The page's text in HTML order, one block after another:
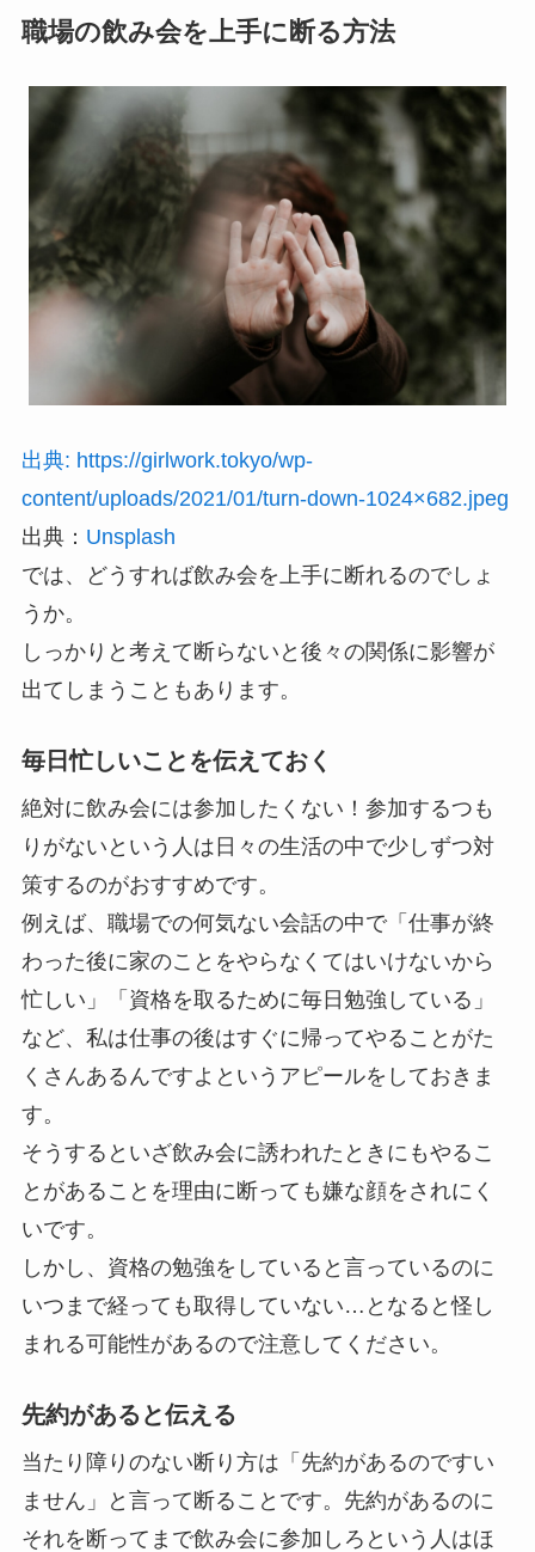
職場の飲み会を上手に断る方法
出典: https://girlwork.tokyo/wp-
content/uploads/2021/01/turn-down-1024×682.jpeg
出典： Unsplash
では、どうすれば飲み会を上手に断れるのでしょ
うか。
しっかりと考えて断らないと後々の関係に影響が
出てしまうこともあります。
毎日忙しいことを伝えておく
絶対に飲み会には参加したくない！参加するつも
りがないという人は日々の生活の中で少しずつ対
策するのがおすすめです。
例えば、職場での何気ない会話の中で「仕事が終
わった後に家のことをやらなくてはいけないから
忙しい」「資格を取るために毎日勉強している」
など、私は仕事の後はすぐに帰ってやることがた
くさんあるんですよというアピールをしておきま
す。
そうするといざ飲み会に誘われたときにもやるこ
とがあることを理由に断っても嫌な顔をされにく
いです。
しかし、資格の勉強をしていると言っているのに
いつまで経っても取得していない…となると怪し
まれる可能性があるので注意してください。
先約があると伝える
当たり障りのない断り方は「先約があるのですい
ません」と言って断ることです。先約があるのに
それを断ってまで飲み会に参加しろという人はほ